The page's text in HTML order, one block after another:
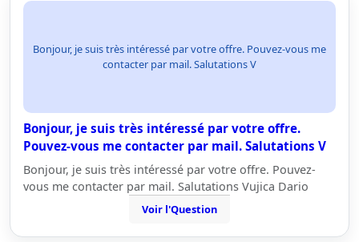
Bonjour, je suis très intéressé par votre offre. Pouvez-vous me
contacter par mail. Salutations V
Bonjour, je suis très intéressé par votre offre.
Pouvez-vous me contacter par mail. Salutations V
Bonjour, je suis très intéressé par votre offre. Pouvez-
vous me contacter par mail. Salutations Vujica Dario
Voir l'Question